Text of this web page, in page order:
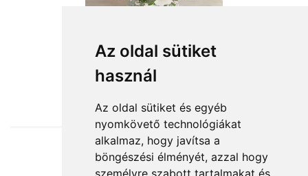
Az oldal sütiket
használ
Az oldal sütiket és egyéb
nyomkövető technológiákat
alkalmaz, hogy javítsa a
böngészési élményét, azzal hogy
személyre szabott tartalmakat és
Meghitt pillanat
23 200 Ft-tól
Elfogadott fizetési módok